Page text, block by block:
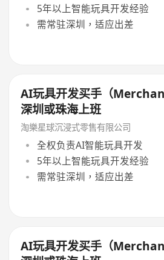
5年以上智能玩具开发经验
需常驻深圳，适应出差
AI玩具开发买手（
深圳或珠海上班
淘樂星球沉浸式零售有限公司
全权负责AI智能玩具开发
5年以上智能玩具开发经验
需常驻深圳，适应出差
AI玩具开发买手（